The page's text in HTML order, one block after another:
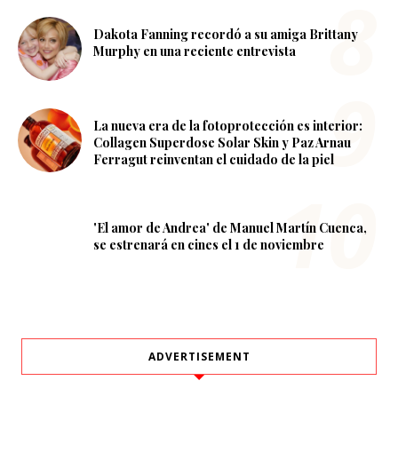
Dakota Fanning recordó a su amiga Brittany
Murphy en una reciente entrevista
La nueva era de la fotoprotección es interior:
Collagen Superdose Solar Skin y Paz Arnau
Ferragut reinventan el cuidado de la piel
'El amor de Andrea' de Manuel Martín Cuenca,
se estrenará en cines el 1 de noviembre
ADVERTISEMENT